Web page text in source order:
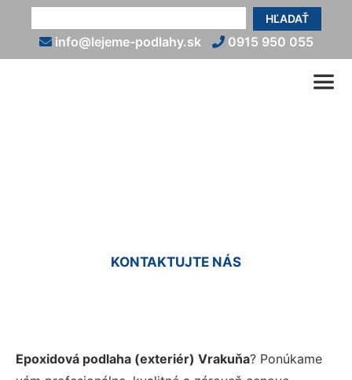
HĽADAŤ
info@lejeme-podlahy.sk 0915 950 055
KONTAKTUJTE NÁS
Epoxidová podlaha (exteriér) Vrakuňa? Ponúkame